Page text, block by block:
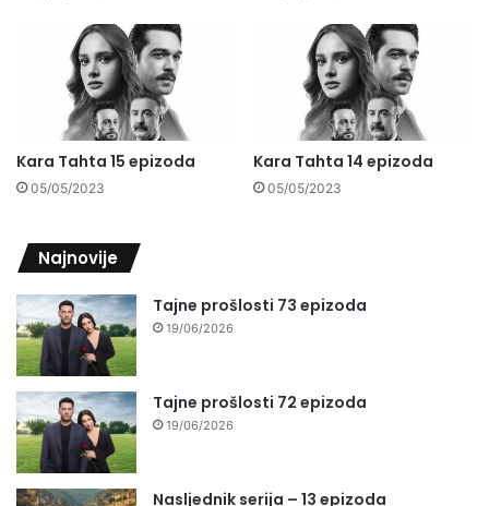
Kara Tahta 15 epizoda
05/05/2023
Kara Tahta 14 epizoda
05/05/2023
Najnovije
Tajne prošlosti 73 epizoda
19/06/2026
Tajne prošlosti 72 epizoda
19/06/2026
Nasljednik serija – 13 epizoda